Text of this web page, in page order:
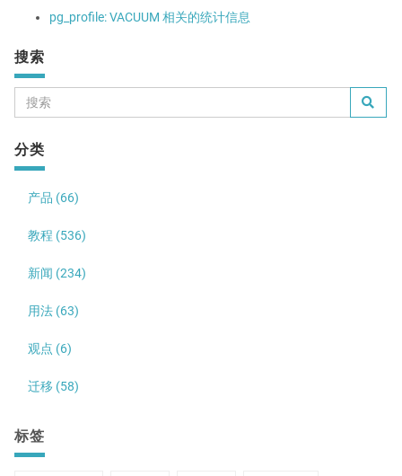
pg_profile: VACUUM 相关的统计信息
搜索
分类
产品 (66)
教程 (536)
新闻 (234)
用法 (63)
观点 (6)
迁移 (58)
标签